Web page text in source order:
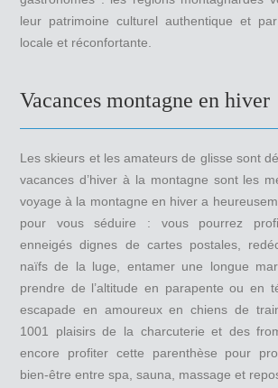
leur patrimoine culturel authentique et
locale et réconfortante.
Vacances montagne en hiver
Les skieurs et les amateurs de glisse sont
vacances d’hiver à la montagne sont les
voyage à la montagne en hiver a
pour vous séduire : vous pourrez
enneigés dignes de cartes postales,
naïfs de la luge, entamer une longue
prendre de l’altitude en parapente ou en
escapade en amoureux en chiens de
1001 plaisirs de la charcuterie et des
encore profiter cette parenthèse pour
bien-être entre spa, sauna, massage et